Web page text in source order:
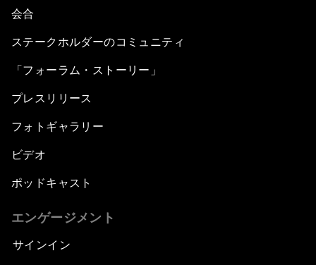
会合
ステークホルダーのコミュニティ
「フォーラム・ストーリー」
プレスリリース
フォトギャラリー
ビデオ
ポッドキャスト
エンゲージメント
サインイン